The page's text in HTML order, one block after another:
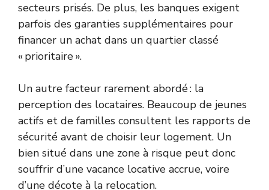
secteurs prisés. De plus, les banques exigent
parfois des garanties supplémentaires pour
financer un achat dans un quartier classé
« prioritaire ».
Un autre facteur rarement abordé : la
perception des locataires. Beaucoup de jeunes
actifs et de familles consultent les rapports de
sécurité avant de choisir leur logement. Un
bien situé dans une zone à risque peut donc
souffrir d’une vacance locative accrue, voire
d’une décote à la relocation.